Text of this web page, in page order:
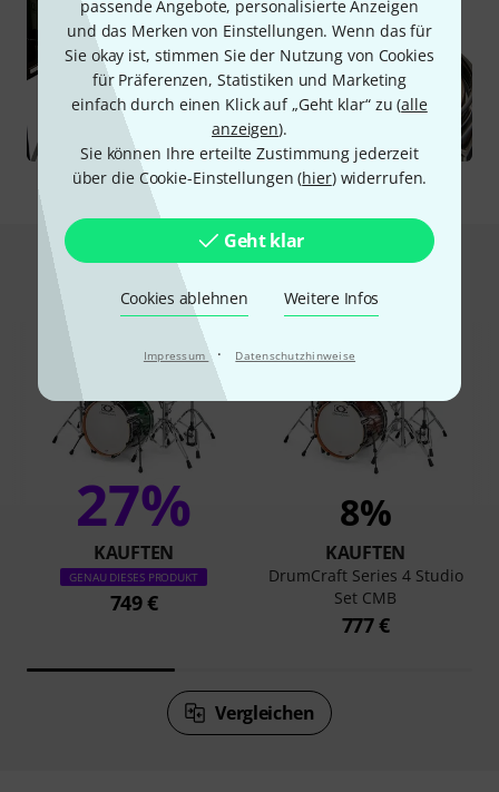
passende Angebote, personalisierte Anzeigen
und das Merken von Einstellungen. Wenn das für
Sie okay ist, stimmen Sie der Nutzung von Cookies
für Präferenzen, Statistiken und Marketing
einfach durch einen Klick auf „Geht klar“ zu (alle
anzeigen).
Sie können Ihre erteilte Zustimmung jederzeit
über die Cookie-Einstellungen (hier) widerrufen.
Geht klar
Cookies ablehnen Weitere Infos
Impressum · Datenschutzhinweise
Das kauften Kunden, die sich dieses
Produkt angesehen haben
27%
KAUFTEN
GENAU DIESES PRODUKT
749 €
8%
KAUFTEN
DrumCraft Series 4 Studio
Set CMB
777 €
Vergleichen